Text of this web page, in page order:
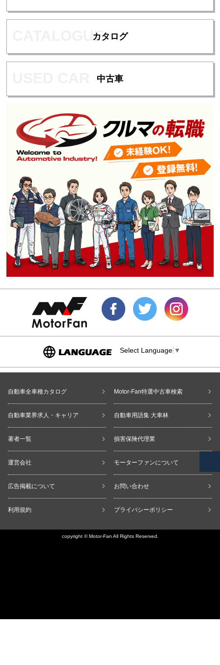
カタログ
中古車
Select Language ▼
自動車全車種カタログ Motor-Fan特選中古車検索
自動車業界求人・キャリア 自動車用語集 大車林
著者一覧 損害保険代理業
運営会社 モーターファンについて
広告掲載について お問い合わせ
利用規約 プライバシーポリシー
copyright © Motor-Fan All Rights Reserved.